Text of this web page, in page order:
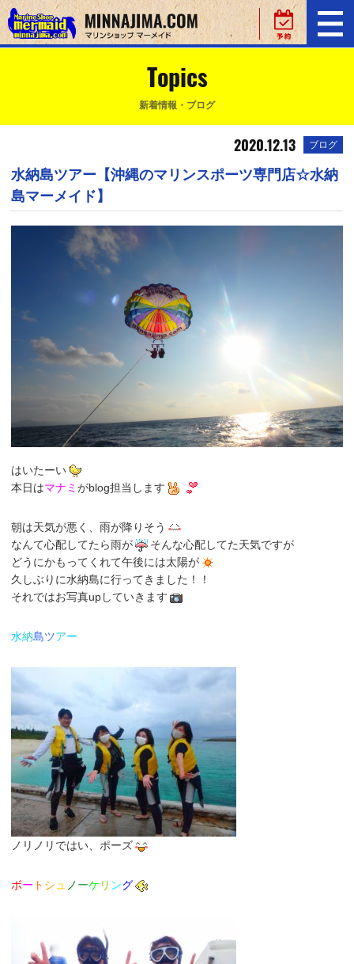
Topics
新着情報・ブログ
2020.12.13 ブログ
水納島ツアー【沖縄のマリンスポーツ専門店☆水納
島マーメイド】
はいたーい
本日はマナミ がblog担当します
朝は天気が悪く、雨が降りそう
なんて心配してたら雨が
そんな心配してた天気ですが
どうにかもってくれて午後には太陽が
久しぶりに水納島に行ってきました！！
それではお写真upしていきます
水納島ツアー
ノリノリではい、ポーズ
ボー ト シ ュ ノ ーケ リ ング